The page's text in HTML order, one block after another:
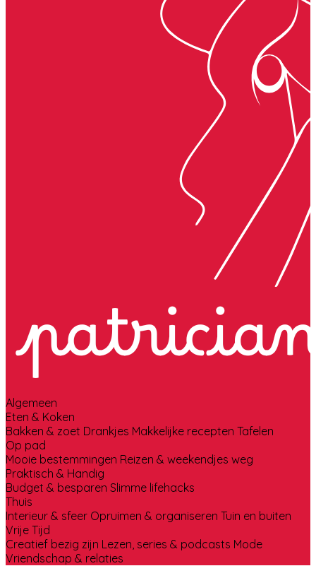
Algemeen
Eten & Koken
Bakken & zoet Drankjes Makkelijke recepten Tafelen
Op pad
Mooie bestemmingen Reizen & weekendjes weg
Praktisch & Handig
Budget & besparen Slimme lifehacks
Thuis
Interieur & sfeer Opruimen & organiseren Tuin en buiten
Vrije Tijd
Creatief bezig zijn Lezen, series & podcasts Mode
Vriendschap & relaties